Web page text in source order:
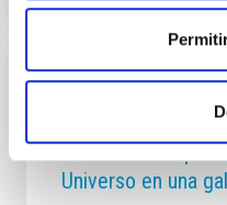
NOTA DE PRENSA
El Gran
rastros de las
Universo en una